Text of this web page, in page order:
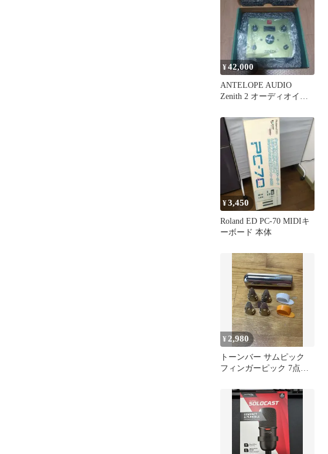
¥42,000
ANTELOPE AUDIO
Zenith 2 オーディオイン
¥3,450
Roland ED PC-70 MIDIキ
ーボード 本体
¥2,980
トーンバー サムピック
フィンガーピック 7点セ